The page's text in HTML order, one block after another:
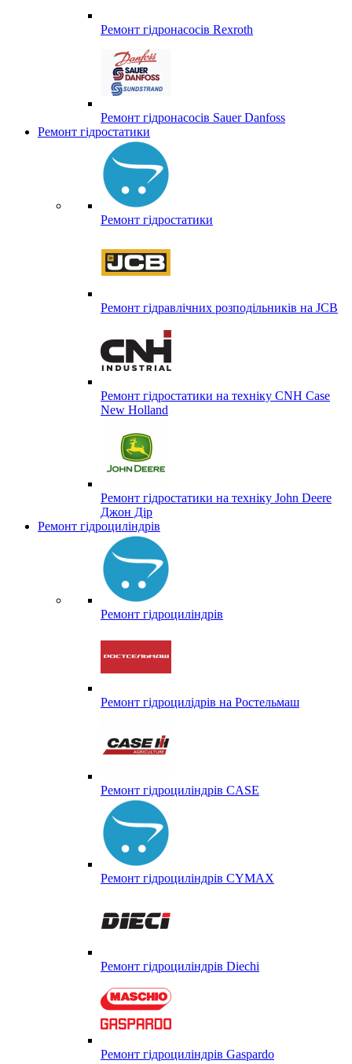
Ремонт гідронасосів Rexroth
Ремонт гідронасосів Sauer Danfoss
Ремонт гідростатики
Ремонт гідростатики
Ремонт гідравлічних розподільників на JCB
Ремонт гідростатики на техніку CNH Case
New Holland
Ремонт гідростатики на техніку John Deere
Джон Дір
Ремонт гідроциліндрів
Ремонт гідроциліндрів
Ремонт гідроцилідрів на Ростельмаш
Ремонт гідроциліндрів CASE
Ремонт гідроциліндрів CYMAX
Ремонт гідроциліндрів Diechi
Ремонт гідроциліндрів Gaspardo